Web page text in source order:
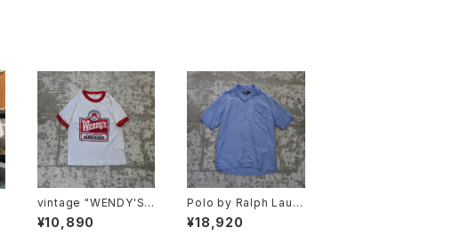
vintage "WENDY'S"
ringer tee
¥10,890
Polo by Ralph Laure
n Open Collar Shirt
"CALDWELL"
¥18,920